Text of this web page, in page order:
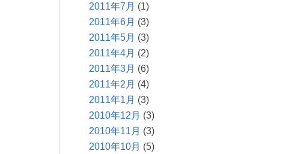
2011年7月 (1)
2011年6月 (3)
2011年5月 (3)
2011年4月 (2)
2011年3月 (6)
2011年2月 (4)
2011年1月 (3)
2010年12月 (3)
2010年11月 (3)
2010年10月 (5)